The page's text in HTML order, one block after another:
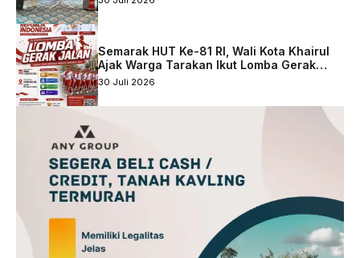
Semarak HUT Ke-81 RI, Wali Kota Khairul
Ajak Warga Tarakan Ikut Lomba Gerak
Jalan
30 Juli 2026